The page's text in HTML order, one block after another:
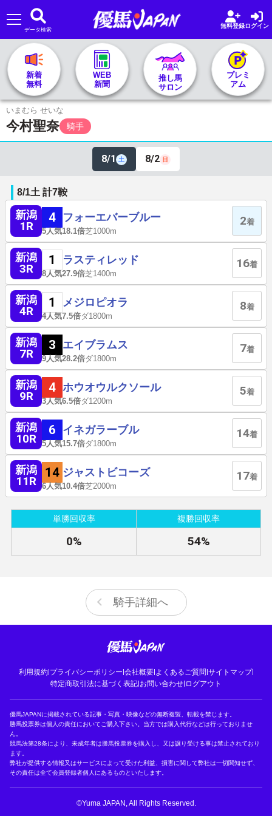
🏇 推し馬サロンTOP
レース一覧
お気に入り
プラン案内
データ検索
無料登録ログイン
新着
無料
WEB
新聞
推し馬
サロン
プレミ
アム
いまむら せいな
今村聖奈 騎手
8/1 土 8/2 日
8/1土 計7鞍
新潟
1R
4 フォーエバーブルー
5人気18.1倍芝1000m
2着
新潟
3R
1 ラスティレッド
8人気27.9倍芝1400m
16着
新潟
4R
1 メジロピオラ
4人気7.5倍ダ1800m
8着
新潟
7R
3 エイブラムス
9人気28.2倍ダ1800m
7着
新潟
9R
4 ホウオウルクソール
3人気6.5倍ダ1200m
5着
新潟
10R
6 イネガラーブル
5人気15.7倍ダ1800m
14着
新潟
11R
14 ジャストビコーズ
6人気10.4倍芝2000m
17着
単勝回収率 複勝回収率
0% 54%
騎手詳細へ
利用規約|プライバシーポリシー|会社概要| よくあるご質問|サイトマップ|
特定商取引法に基づく表記|お問い合わせ| ログアウト
優馬JAPANに掲載されている記事・写真・映像などの無断複製、転載を禁じます。
勝馬投票券は個人の責任においてご購入下さい。当方では購入代行などは行っておりませ
ん。
競馬法第28条により、未成年者は勝馬投票券を購入し、又は譲り受ける事は禁止されており
ます。
弊社が提供する情報又はサービスによって受けた利益、損害に関して弊社は一切関知せず、
その責任は全て会員登録者個人にあるものといたします。
©Yuma JAPAN, All Rights Reserved.